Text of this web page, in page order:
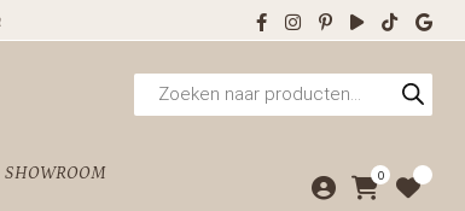
Producten
zoeken
SHOWROOM 0